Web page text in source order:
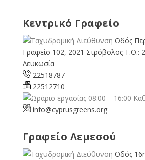
Κεντρικό Γραφείο
Οδός
Γραφείο 102, 2021 Στρόβολος Τ.Θ.:
Λευκωσία
22518787
22512710
08:00 – 16:00
info@cyprusgreens.org
Γραφείο Λεμεσού
Οδός